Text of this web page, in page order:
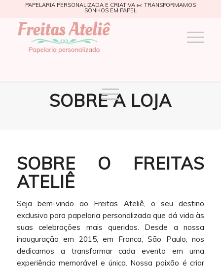
PAPELARIA PERSONALIZADA E CRIATIVA ✂️ TRANSFORMAMOS
SONHOS EM PAPEL
SOBRE A LOJA
SOBRE O FREITAS
ATELIÊ
Seja bem-vindo ao Freitas Ateliê, o seu destino
exclusivo para papelaria personalizada que dá vida às
suas celebrações mais queridas. Desde a nossa
inauguração em 2015, em Franca, São Paulo, nos
dedicamos a transformar cada evento em uma
experiência memorável e única. Nossa paixão é criar